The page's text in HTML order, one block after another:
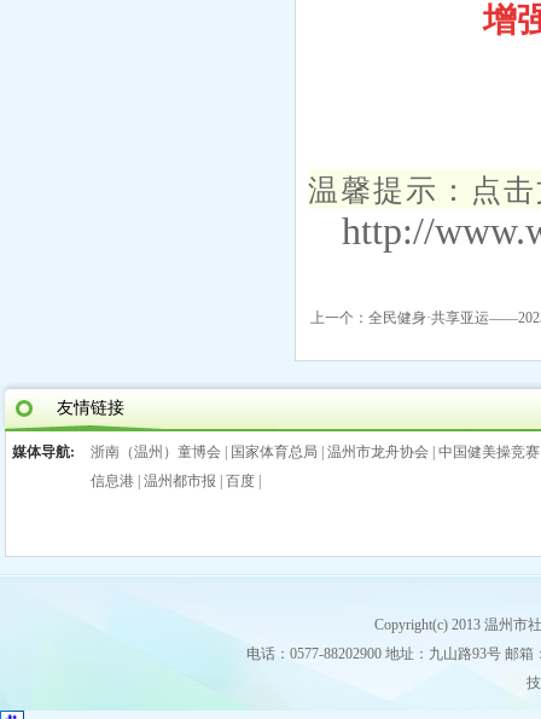
增
温馨提示：点
http://
上一个： 全民健身·共享亚运
友情链接
媒体导航: 浙南（温州）童博会 国家体育总局 温州市龙舟协会 中国健美操竞
信息港 温州都市报 百度
Copyright(c) 2013 温州市
电话：0577-88202900 地址：九山路93号 邮箱